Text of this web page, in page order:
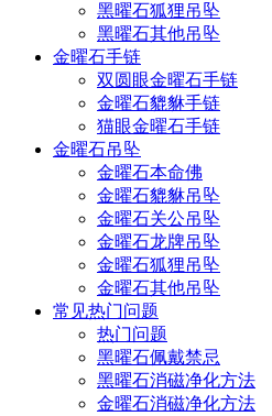
黑曜石狐狸吊坠
黑曜石其他吊坠
金曜石手链
双圆眼金曜石手链
金曜石貔貅手链
猫眼金曜石手链
金曜石吊坠
金曜石本命佛
金曜石貔貅吊坠
金曜石关公吊坠
金曜石龙牌吊坠
金曜石狐狸吊坠
金曜石其他吊坠
常见热门问题
热门问题
黑曜石佩戴禁忌
黑曜石消磁净化方法
金曜石消磁净化方法